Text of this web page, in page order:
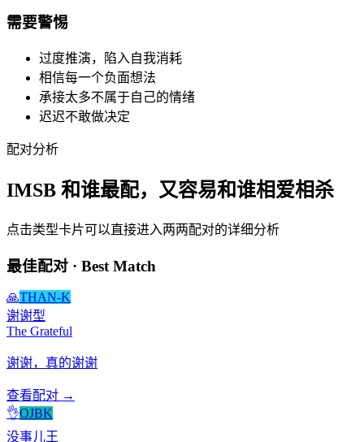
需要警惕
过度推演，陷入自我消耗
相信每一个负面想法
承接太多不属于自己的情绪
迟迟不敢做决定
配对分析
IMSB 和谁最配，又容易和谁相爱相杀
点击类型卡片可以直接进入两两配对的详细分析
最佳配对 · Best Match
🙏THAN-K
谢谢型
The Grateful
谢谢，真的谢谢
查看配对 →
👌OJBK
没事儿王